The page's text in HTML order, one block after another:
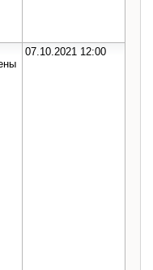
07.10.2021 12:00